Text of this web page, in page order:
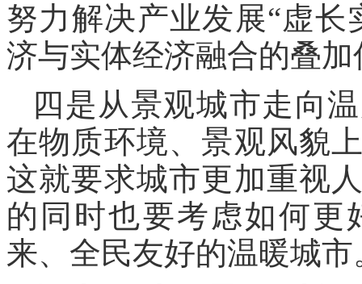
努力解决产业发展“虚
济与实体经济融合的叠加
四是从景观城市走向
在物质环境、景观风貌
这就要求城市更加重视
的同时也要考虑如何更
来、全民友好的温暖城市